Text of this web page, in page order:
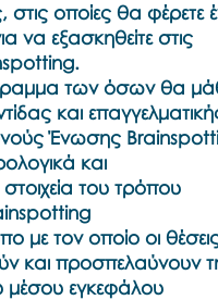
οποίες θα φέρετε
να εξασκηθείτε στις
των όσων θα
και
Ένωσης
και
του τρόπου
με τον οποίο οι
και προσπελαύνουν
μέσου εγκεφάλου